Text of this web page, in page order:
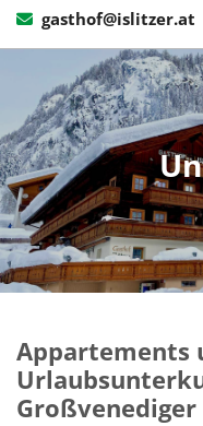
 gasthof@islitzer.at
Appartements
Großvenediger